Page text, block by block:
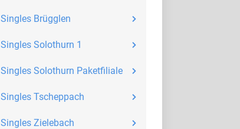
Singles Brügglen
Singles Solothurn 1
Singles Solothurn Paketfiliale
Singles Tscheppach
Singles Zielebach